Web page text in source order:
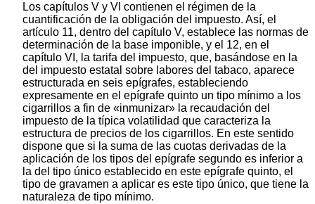
Los capítulos V y VI contienen el régimen de la
cuantificación de la obligación del impuesto. Así, el
artículo 11, dentro del capítulo V, establece las normas de
determinación de la base imponible, y el 12, en el
capítulo VI, la tarifa del impuesto, que, basándose en la
del impuesto estatal sobre labores del tabaco, aparece
estructurada en seis epígrafes, estableciendo
expresamente en el epígrafe quinto un tipo mínimo a los
cigarrillos a fin de «inmunizar» la recaudación del
impuesto de la típica volatilidad que caracteriza la
estructura de precios de los cigarrillos. En este sentido
dispone que si la suma de las cuotas derivadas de la
aplicación de los tipos del epígrafe segundo es inferior a
la del tipo único establecido en este epígrafe quinto, el
tipo de gravamen a aplicar es este tipo único, que tiene la
naturaleza de tipo mínimo.